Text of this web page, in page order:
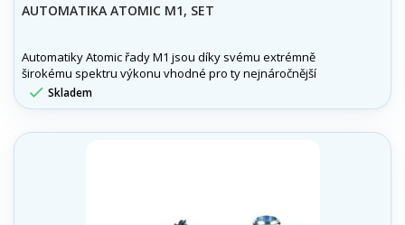
AUTOMATIKA ATOMIC M1, SET
Automatiky Atomic řady M1 jsou díky svému extrémně
širokému spektru výkonu vhodné pro ty nejnáročnější
podmínky potápění, jaké si jen potápěč dovede představit.
 Skladem